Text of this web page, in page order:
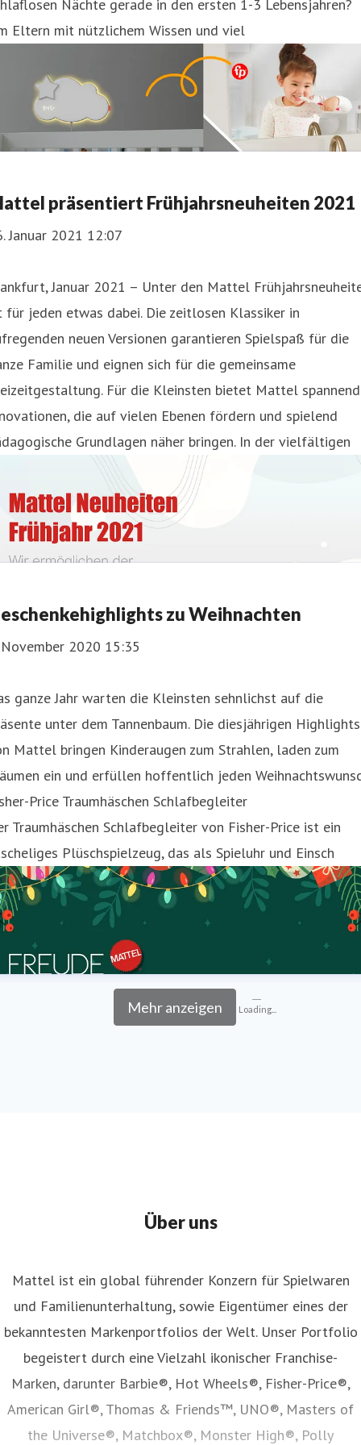
Nächte gerade in den ersten 1-3 Lebensjahren?
Eltern mit nützlichem Wissen und viel
präsentiert Frühjahrsneuheiten 2021
Januar 2021 12:07
Januar 2021 – Unter den Mattel
für jeden etwas dabei. Die zeitlosen Klassiker in
neuen Versionen garantieren Spielspaß für die
Familie und eignen sich für die gemeinsame
Für die Kleinsten bietet Mattel
die auf vielen Ebenen fördern und spielend
Grundlagen näher bringen. In der vielfältigen
zu Weihnachten
2020 15:35
ganze Jahr warten die Kleinsten sehnlichst auf die
unter dem Tannenbaum. Die diesjährigen Highlights
Mattel bringen Kinderaugen zum Strahlen, laden zum
ein und erfüllen hoffentlich jeden
Price Traumhäschen Schlafbegleiter
Traumhäschen Schlafbegleiter von Fisher-Price ist ein
Plüschspielzeug, das als Spieluhr und Einsch
Mehr anzeigen Loading...
Über uns
Mattel ist ein global führender Konzern für Spielwaren
und Familienunterhaltung, sowie Eigentümer eines der
bekanntesten Markenportfolios der Welt. Unser Portfolio
begeistert durch eine Vielzahl ikonischer Franchise-
Marken, darunter Barbie®, Hot Wheels®, Fisher-Price®,
American Girl®, Thomas & Friends™, UNO®, Masters of
the Universe®, Matchbox®, Monster High®, Polly